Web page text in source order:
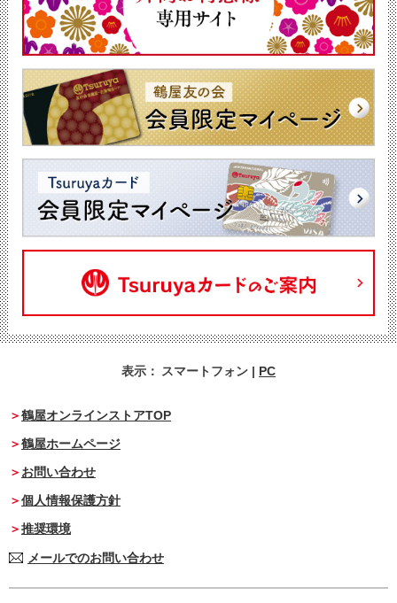
表示： スマートフォン | PC
鶴屋オンラインストアTOP
鶴屋ホームページ
お問い合わせ
個人情報保護方針
推奨環境
メールでのお問い合わせ